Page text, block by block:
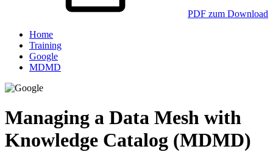
PDF zum Download
Home
Training
Google
MDMD
Managing a Data Mesh with
Knowledge Catalog (MDMD)